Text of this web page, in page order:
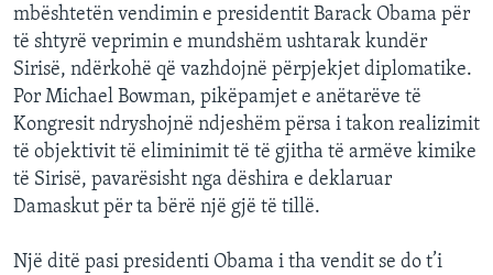
mbështetën vendimin e presidentit Barack Obama për
të shtyrë veprimin e mundshëm ushtarak kundër
Sirisë, ndërkohë që vazhdojnë përpjekjet diplomatike.
Por Michael Bowman, pikëpamjet e anëtarëve të
Kongresit ndryshojnë ndjeshëm përsa i takon realizimit
të objektivit të eliminimit të të gjitha të armëve kimike
të Sirisë, pavarësisht nga dëshira e deklaruar
Damaskut për ta bërë një gjë të tillë.
Një ditë pasi presidenti Obama i tha vendit se do t’i